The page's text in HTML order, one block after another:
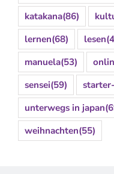
katakana(86)
lernen(68) lesen
manuela(53)
sensei(59)
unterwegs in japan
weihnachten(55)